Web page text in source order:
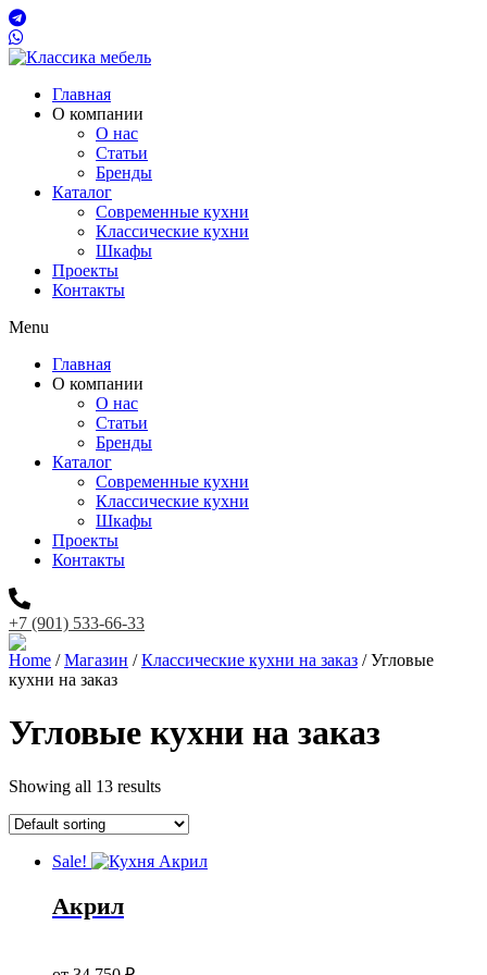
Главная
О компании
О нас
Статьи
Бренды
Каталог
Современные кухни
Классические кухни
Шкафы
Проекты
Контакты
Menu
Главная
О компании
О нас
Статьи
Бренды
Каталог
Современные кухни
Классические кухни
Шкафы
Проекты
Контакты
+7 (901) 533-66-33
Home /Магазин /Классические кухни на заказ / Угловые
кухни на заказ
Угловые кухни на заказ
Showing all 13 results
Sale!
Акрил
price